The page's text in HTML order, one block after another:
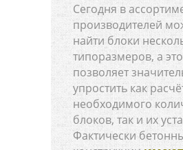
Сегодня в
производителей
найти блоки
типоразмеров, а это
позволяет
упростить как
необходимого
блоков, так и их
Фактически